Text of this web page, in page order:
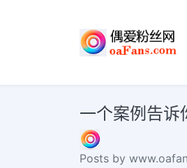
一个案例告诉
Posts by